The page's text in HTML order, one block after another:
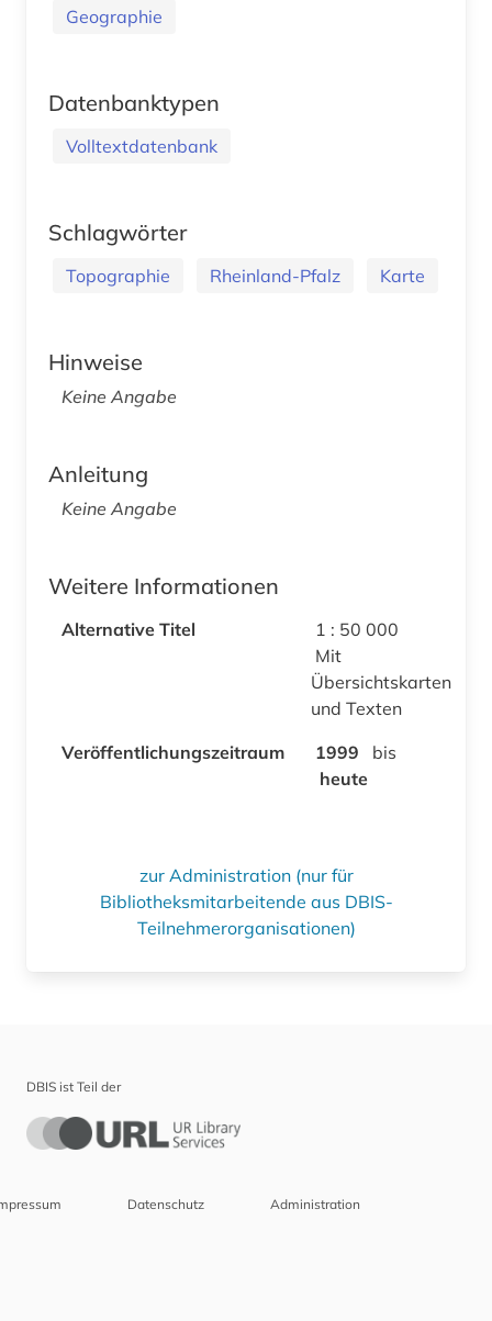
Geographie
Datenbanktypen
Volltextdatenbank
Schlagwörter
Topographie Rheinland-Pfalz Karte
Hinweise
Keine Angabe
Anleitung
Keine Angabe
Weitere Informationen
Alternative Titel
1 : 50 000
Mit
Übersichtskarten
und Texten
Veröffentlichungszeitraum
1999
bis
heute
zur Administration (nur für
Bibliotheksmitarbeitende aus DBIS-
Teilnehmerorganisationen)
DBIS ist Teil der
Datenschutz Administration